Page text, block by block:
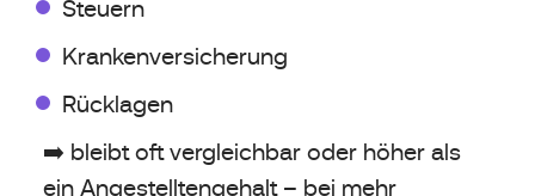
Steuern
Krankenversicherung
Rücklagen
➡️ bleibt oft vergleichbar oder höher als
ein Angestelltengehalt – bei mehr